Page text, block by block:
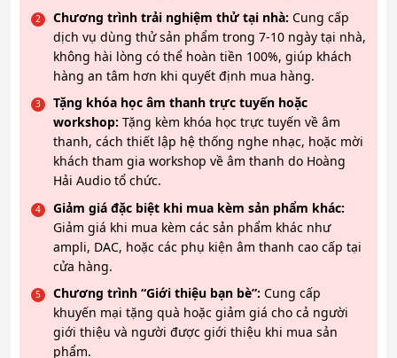
Chương trình trải nghiệm thử tại nhà: Cung cấp
dịch vụ dùng thử sản phẩm trong 7-10 ngày tại nhà,
không hài lòng có thể hoàn tiền 100%, giúp khách
hàng an tâm hơn khi quyết định mua hàng.
Tặng khóa học âm thanh trực tuyến hoặc
workshop: Tặng kèm khóa học trực tuyến về âm
thanh, cách thiết lập hệ thống nghe nhạc, hoặc mời
khách tham gia workshop về âm thanh do Hoàng
Hải Audio tổ chức.
Giảm giá đặc biệt khi mua kèm sản phẩm khác:
Giảm giá khi mua kèm các sản phẩm khác như
ampli, DAC, hoặc các phụ kiện âm thanh cao cấp tại
cửa hàng.
Chương trình “Giới thiệu bạn bè”: Cung cấp
khuyến mại tặng quà hoặc giảm giá cho cả người
giới thiệu và người được giới thiệu khi mua sản
phẩm.